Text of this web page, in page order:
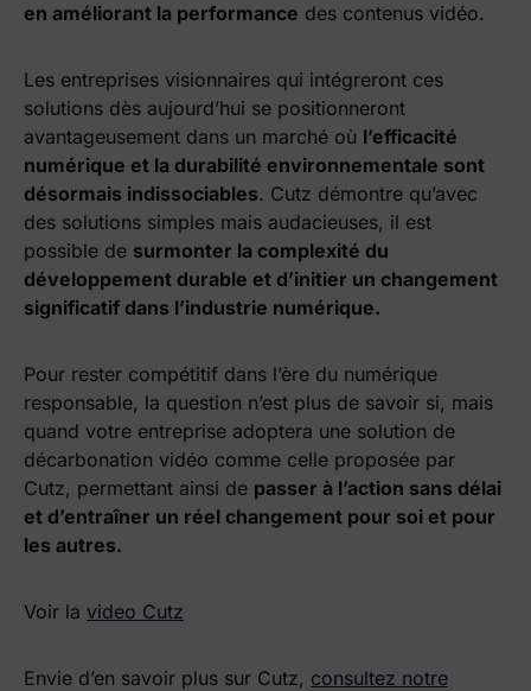
en améliorant la performance des contenus vidéo.
Les entreprises visionnaires qui intégreront ces
solutions dès aujourd’hui se positionneront
avantageusement dans un marché où l’efficacité
numérique et la durabilité environnementale sont
désormais indissociables. Cutz démontre qu’avec
des solutions simples mais audacieuses, il est
possible de surmonter la complexité du
développement durable et d’initier un changement
significatif dans l’industrie numérique.
Pour rester compétitif dans l’ère du numérique
responsable, la question n’est plus de savoir si, mais
quand votre entreprise adoptera une solution de
décarbonation vidéo comme celle proposée par
Cutz, permettant ainsi de passer à l’action sans délai
et d’entraîner un réel changement pour soi et pour
les autres.
Voir la video Cutz
Envie d’en savoir plus sur Cutz, consultez notre